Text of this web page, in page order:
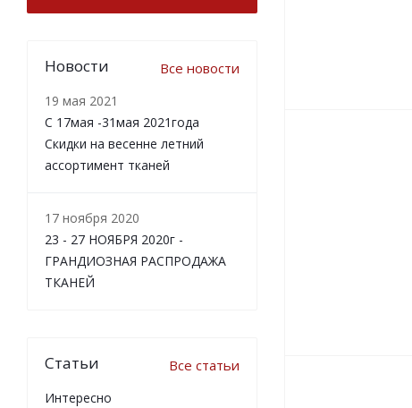
Новости Все новости
19 мая 2021
С 17мая -31мая 2021года
Скидки на весенне летний
ассортимент тканей
17 ноября 2020
23 - 27 НОЯБРЯ 2020г -
ГРАНДИОЗНАЯ РАСПРОДАЖА
ТКАНЕЙ
Статьи Все статьи
Интересно